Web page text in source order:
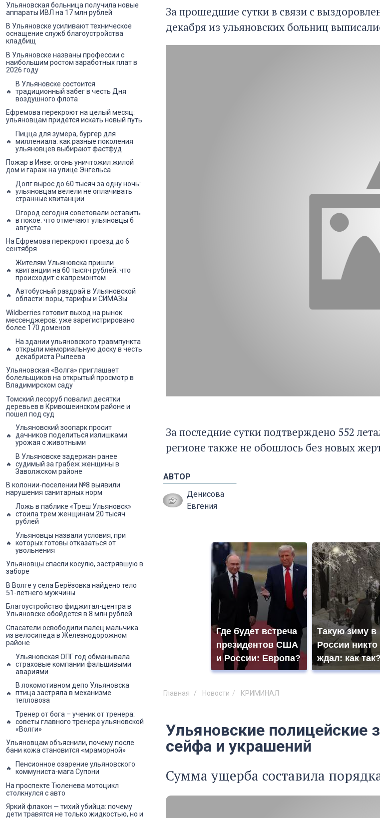
За прошедшие сутки в связи с
декабря из ульяновских больниц
За последние сутки подтверждено 552
регионе также не обошлось без новых
АВТОР
Денисова
Евгения
Где будет встреча
президентов США
и России: Европа?
Такую зиму в
России никто
ждал: как
Главная Новости КРИМИНАЛ
Ульяновские полицейские
сейфа и украшений
Сумма ущерба составила
Ульяновская больница получила новые
аппараты ИВЛ на 17 млн рублей
В Ульяновске усиливают техническое
оснащение служб благоустройства
кладбищ
В Ульяновске названы профессии с
наибольшим ростом заработных плат в
2026 году
В Ульяновске состоится
традиционный забег в честь Дня
воздушного флота
Ефремова перекроют на целый месяц:
ульяновцам придётся искать новый путь
Пицца для зумера, бургер для
миллениала: как разные поколения
ульяновцев выбирают фастфуд
Пожар в Инзе: огонь уничтожил жилой
дом и гараж на улице Энгельса
Долг вырос до 60 тысяч за одну ночь:
ульяновцам велели не оплачивать
странные квитанции
Огород сегодня советовали оставить
в покое: что отмечают ульяновцы 6
августа
На Ефремова перекроют проезд до 6
сентября
Жителям Ульяновска пришли
квитанции на 60 тысяч рублей: что
происходит с капремонтом
Автобусный раздрай в Ульяновской
области: воры, тарифы и СИМАЗы
Wildberries готовит выход на рынок
мессенджеров: уже зарегистрировано
более 170 доменов
На здании ульяновского травмпункта
открыли мемориальную доску в честь
декабриста Рылеева
Ульяновская «Волга» приглашает
болельщиков на открытый просмотр в
Владимирском саду
Томский лесоруб повалил десятки
деревьев в Кривошеинском районе и
пошел под суд
Ульяновский зоопарк просит
дачников поделиться излишками
урожая с животными
В Ульяновске задержан ранее
судимый за грабеж женщины в
Заволжском районе
В колонии-поселении №8 выявили
нарушения санитарных норм
Ложь в паблике «Треш Ульяновск»
стоила трем женщинам 20 тысяч
рублей
Ульяновцы назвали условия, при
которых готовы отказаться от
увольнения
Ульяновцы спасли косулю, застрявшую в
заборе
В Волге у села Берёзовка найдено тело
51-летнего мужчины
Благоустройство фиджитал-центра в
Ульяновске обойдется в 8 млн рублей
Спасатели освободили палец мальчика
из велосипеда в Железнодорожном
районе
Ульяновская ОПГ год обманывала
страховые компании фальшивыми
авариями
В локомотивном депо Ульяновска
птица застряла в механизме
тепловоза
Тренер от бога – ученик от тренера:
советы главного тренера ульяновской
«Волги»
Ульяновцам объяснили, почему после
бани кожа становится «мраморной»
Пенсионное озарение ульяновского
коммуниста-мага Супони
На проспекте Тюленева мотоцикл
столкнулся с авто
Яркий флакон — тихий убийца: почему
дети травятся не только жидкостью, но и